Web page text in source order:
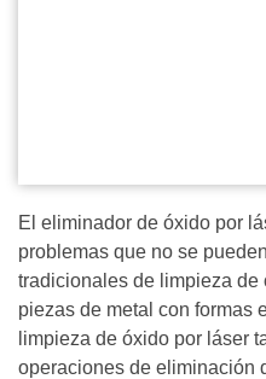
El eliminador de óxido por
problemas que no se
tradicionales de limpieza de
piezas de metal con formas
limpieza de óxido por láser
operaciones de eliminación